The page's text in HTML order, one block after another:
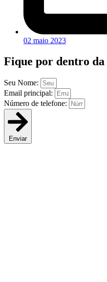
02 maio 2023
Fique por dentro da
Seu Nome:
Email principal:
Número de telefone:
Enviar